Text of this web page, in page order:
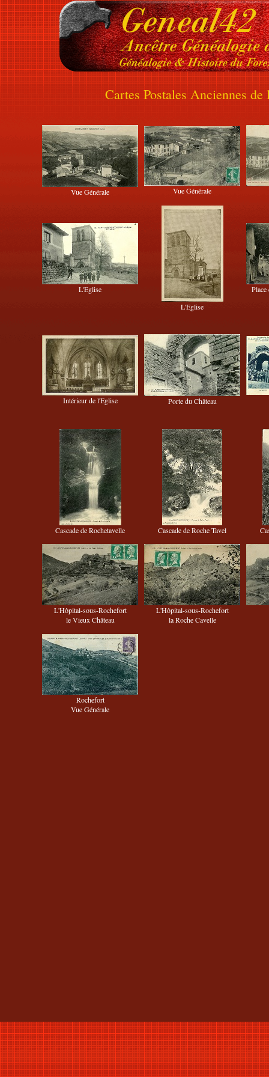
Cartes Postales Anciennes
Vue Générale Vue Générale
L'Eglise
L'Eglise
Intérieur de l'Eglise Porte du Château
Cascade de Rochetavelle Cascade de Roche Tavel
L'Hôpital-sous-Rochefort
le Vieux Château
L'Hôpital-sous-Rochefort
la Roche Cavelle
Rochefort
Vue Générale